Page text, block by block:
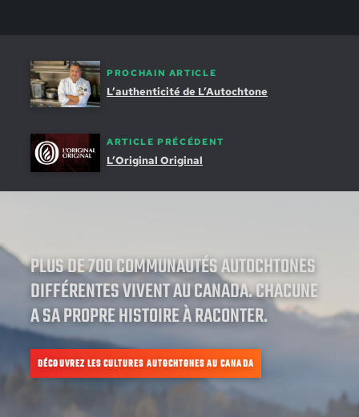
ARTICLE PRÉCÉDENT
L’Original Original
PROCHAIN ARTICLE
L’authenticité de L’Autochtone
PLUS DE 700 COMMUNAUTÉS AUTOCHTONES
DIFFÉRENTES VIVENT AU CANADA. CHACUNE
A SA PROPRE HISTOIRE À RACONTER.
DÉCOUVREZ LES CULTURES AUTOCHTONES AU CANADA